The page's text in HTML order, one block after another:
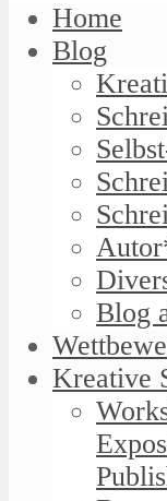
Home
Blog
Blog
Kreative